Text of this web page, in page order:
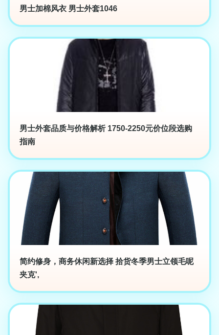
男士加棉风衣 男士外套1046
男士外套品质与价格解析 1750-2250元价位段选购
指南
简约修身，商务休闲新选择 拾货冬季男士立领毛呢
夹克',